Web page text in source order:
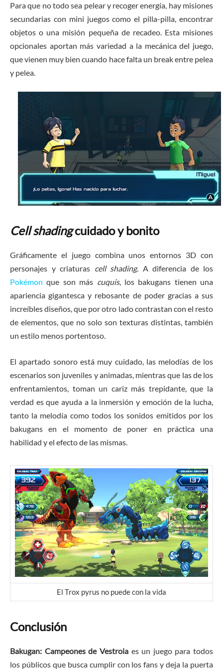
Para que no todo sea pelear y recoger energía, hay misiones
secundarias con mini juegos como el pilla-pilla, encontrar
objetos o una misión pequeña de recadeo. Esta misiones
opcionales aportan más variedad a la mecánica del juego,
que vienen muy bien cuando hace falta un break entre pelea
y pelea.
Cell shadingcuidado y bonito
Gráficamente el juego combina unos entornos 3D con
personajes y criaturas cell shading. A diferencia de los
Pokémonque son más cuquis, los bakugans tienen una
apariencia gigantesca y rebosante de poder gracias a sus
increíbles diseños, que por otro lado contrastan con el resto
de elementos, que no solo son texturas distintas, también
un estilo menos portentoso.
El apartado sonoro está muy cuidado, las melodías de los
escenarios son juveniles y animadas, mientras que las de los
enfrentamientos, toman un cariz más trepidante, que la
verdad es que ayuda a la inmersión y emoción de la lucha,
tanto la melodía como todos los sonidos emitidos por los
bakugans en el momento de poner en práctica una
habilidad y el efecto de las mismas.
El Trox pyrus no puede con la vida
Conclusión
Bakugan: Campeones de Vestroia es un juego para todos
los públicos que busca cumplir con los fans y deja la puerta